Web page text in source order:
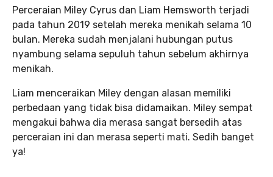
Perceraian Miley Cyrus dan Liam Hemsworth terjadi
pada tahun 2019 setelah mereka menikah selama 10
bulan. Mereka sudah menjalani hubungan putus
nyambung selama sepuluh tahun sebelum akhirnya
menikah.
Liam menceraikan Miley dengan alasan memiliki
perbedaan yang tidak bisa didamaikan. Miley sempat
mengakui bahwa dia merasa sangat bersedih atas
perceraian ini dan merasa seperti mati. Sedih banget
ya!